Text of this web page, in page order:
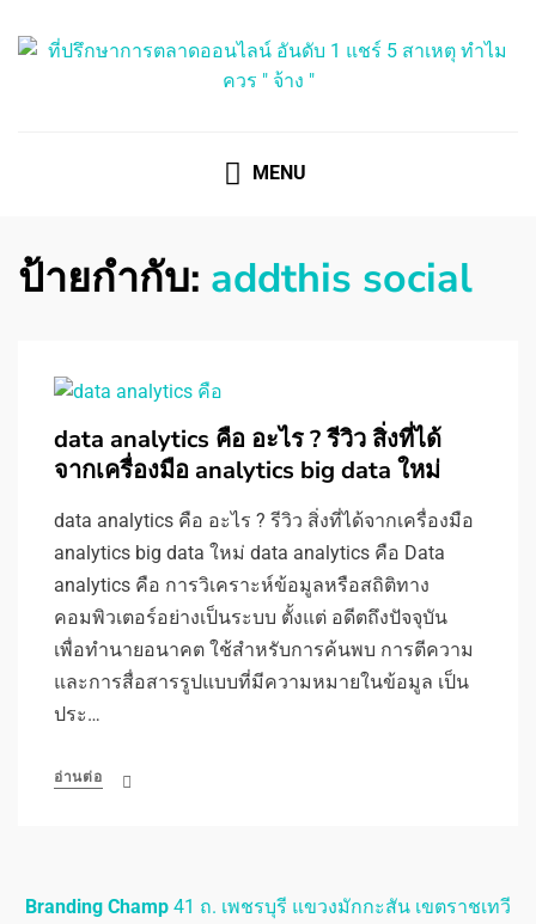
MENU
ป้ายกำกับ: addthis social
data analytics คือ อะไร ? รีวิว สิ่งที่ได้
จากเครื่องมือ analytics big data ใหม่
data analytics คือ อะไร ? รีวิว สิ่งที่ได้จากเครื่องมือ
analytics big data ใหม่ data analytics คือ Data
analytics คือ การวิเคราะห์ข้อมูลหรือสถิติทาง
คอมพิวเตอร์อย่างเป็นระบบ ตั้งแต่ อดีตถึงปัจจุบัน
เพื่อทำนายอนาคต ใช้สำหรับการค้นพบ การตีความ
และการสื่อสารรูปแบบที่มีความหมายในข้อมูล เป็น
ประ…
อ่านต่อ
Branding Champ 41 ถ. เพชรบุรี แขวงมักกะสัน เขตราชเทวี